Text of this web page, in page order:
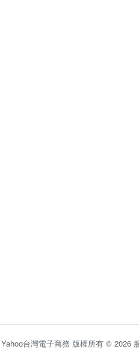
Yahoo台灣電子商務 版權所有 © 2026